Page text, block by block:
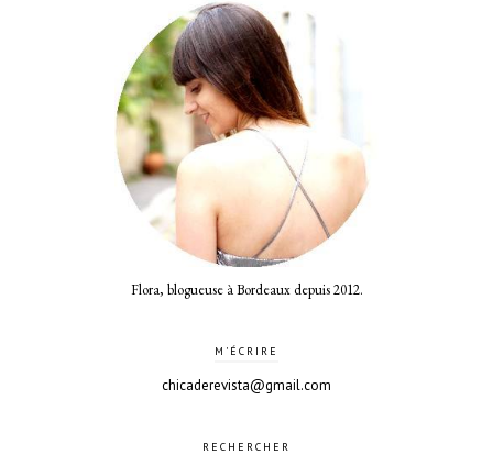
Flora, blogueuse à Bordeaux depuis 2012.
M'ÉCRIRE
chicaderevista@gmail.com
RECHERCHER